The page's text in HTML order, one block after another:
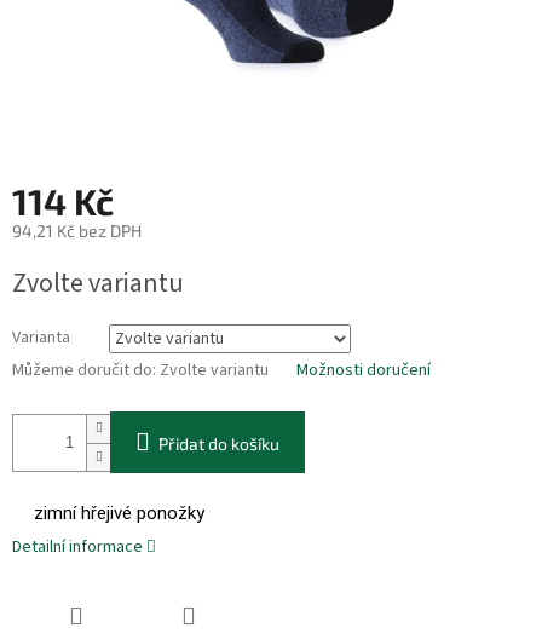
114 Kč
94,21 Kč bez DPH
cena:
Zvolte variantu
Varianta
Můžeme doručit do: Zvolte variantu Možnosti doručení
Přidat do košíku
zimní hřejivé ponožky
Detailní informace